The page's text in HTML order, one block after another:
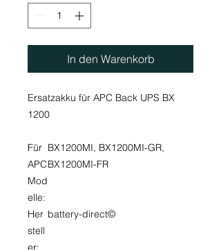
In den Warenkorb
Ersatzakku für APC Back UPS BX
1200
Für
APC
Mod
elle:
BX1200MI, BX1200MI-GR,
BX1200MI-FR
Her
stell
er:
battery-direct©